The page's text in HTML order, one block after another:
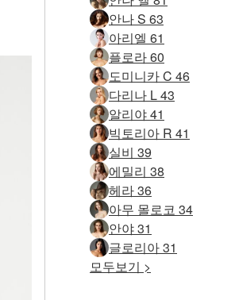
안나 S 63
아리엘 61
플로라 60
도미니카 C 46
다리나 L 43
알리야 41
빅토리아 R 41
실비 39
에밀리 38
헤라 36
아무 몰로코 34
안야 31
글로리아 31
모두보기 >